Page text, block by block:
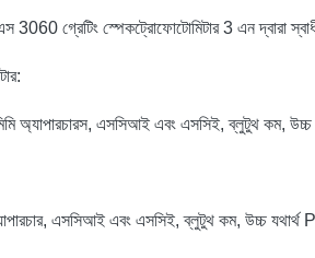
স্পেকট্রোফোটোমিটার 3 এন দ্বারা
অ্যাপারচারস, এসসিআই এবং এসসিই, ব্লুটুথ কম, উচ্চ
এসসিআই এবং এসসিই, ব্লুটুথ কম, উচ্চ যথার্থ